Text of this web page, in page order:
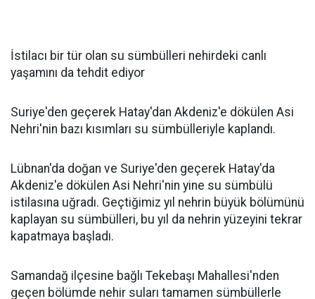
İstilacı bir tür olan su sümbülleri nehirdeki canlı
yaşamını da tehdit ediyor
Suriye'den geçerek Hatay'dan Akdeniz'e dökülen Asi
Nehri'nin bazı kısımları su sümbülleriyle kaplandı.
Lübnan'da doğan ve Suriye'den geçerek Hatay'da
Akdeniz'e dökülen Asi Nehri'nin yine su sümbülü
istilasına uğradı. Geçtiğimiz yıl nehrin büyük bölümünü
kaplayan su sümbülleri, bu yıl da nehrin yüzeyini tekrar
kapatmaya başladı.
Samandağ ilçesine bağlı Tekebaşı Mahallesi'nden
geçen bölümde nehir suları tamamen sümbüllerle